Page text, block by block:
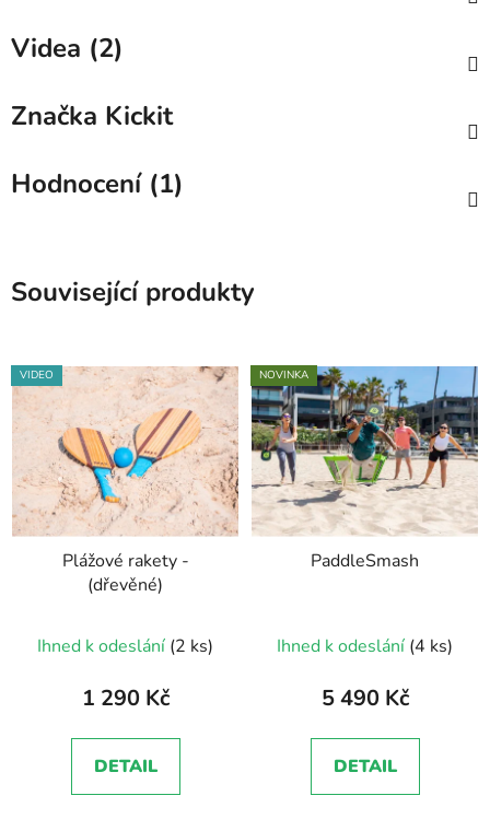
Videa (2)
Značka Kickit
Hodnocení (1)
Související produkty
VIDEO
Plážové rakety -
(dřevěné)
Ihned k odeslání (2 ks)
1 290 Kč
DETAIL
NOVINKA
PaddleSmash
Ihned k odeslání (4 ks)
5 490 Kč
DETAIL